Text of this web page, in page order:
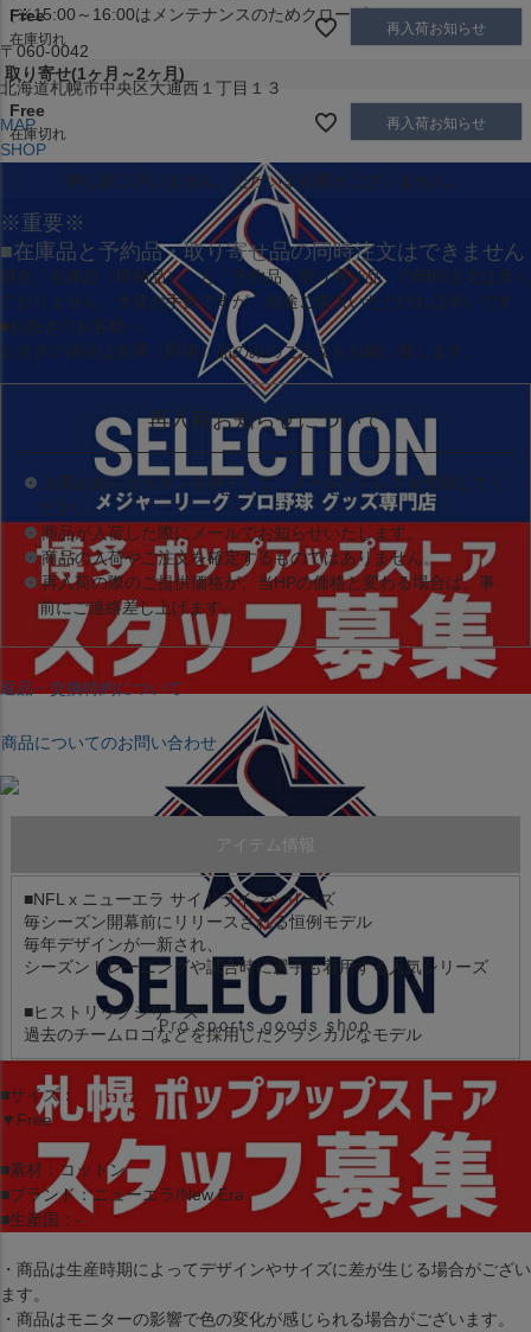
（※15:00～16:00はメンテナンスのためクローズ）
〒060-0042
北海道札幌市中央区大通西１丁目１３
MAP
SHOP
Free
在庫切れ
再入荷お知らせ
取り寄せ(1ヶ月～2ヶ月)
Free
在庫切れ
再入荷お知らせ
申し訳ございません。ただいま在庫がございません。
※重要※
■在庫品と予約品・取り寄せ品の同時注文はできません
現在 「在庫品（即納品）」と 「予約品・取り寄せ品」 の同時注文は承っ
ておりません。大変お手数ですが、別途ご購入いただければ幸いです。
■お急ぎのお客様へ
お急ぎの場合は 在庫（即納）品のみのご注文をお願い致します。
再入荷お知らせについて
入荷お知らせボタンを押下して、メールアドレスを登録してく
ださい。
商品が入荷した際にメールでお知らせいたします。
商品の入荷やご注文を確定するものではありません。
再入荷の際のご提供価格が、当HPの価格と変わる場合は、事
前にご連絡差し上げます。
返品・交換特約について
商品についてのお問い合わせ
アイテム情報
■NFL x ニューエラ サイドラインシリーズ
毎シーズン開幕前にリリースされる恒例モデル
毎年デザインが一新され、
シーズントレーニングや試合時に選手も着用する人気シリーズ
■ヒストリックシリーズ
過去のチームロゴなどを採用したクラシカルなモデル
■サイズ：
▼Free
■素材：コットン
■ブランド：ニューエラ/New Era
■生産国：-
・商品は生産時期によってデザインやサイズに差が生じる場合がござい
ます。
・商品はモニターの影響で色の変化が感じられる場合がございます。